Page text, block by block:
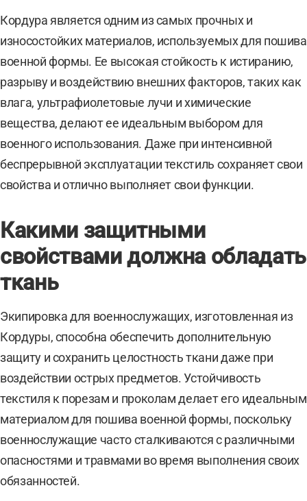
Кордура является одним из самых прочных и
износостойких материалов, используемых для пошива
военной формы. Ее высокая стойкость к истиранию,
разрыву и воздействию внешних факторов, таких как
влага, ультрафиолетовые лучи и химические
вещества, делают ее идеальным выбором для
военного использования. Даже при интенсивной
беспрерывной эксплуатации текстиль сохраняет свои
свойства и отлично выполняет свои функции.
Какими защитными
свойствами должна обладать
ткань
Экипировка для военнослужащих, изготовленная из
Кордуры, способна обеспечить дополнительную
защиту и сохранить целостность ткани даже при
воздействии острых предметов. Устойчивость
текстиля к порезам и проколам делает его идеальным
материалом для пошива военной формы, поскольку
военнослужащие часто сталкиваются с различными
опасностями и травмами во время выполнения своих
обязанностей.